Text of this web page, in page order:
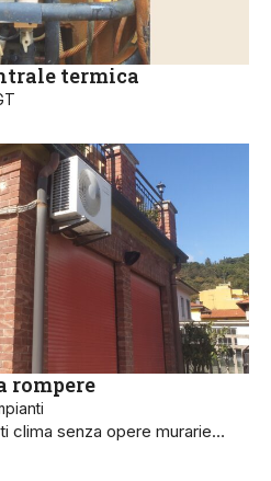
termica
rompere
clima senza opere murarie…